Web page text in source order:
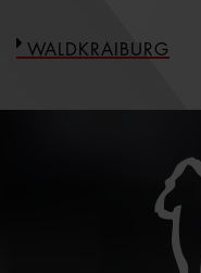
WALDKRAIBURG